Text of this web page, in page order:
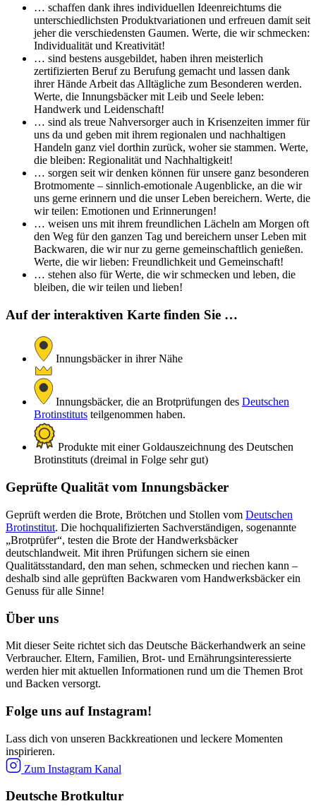
… schaffen dank ihres individuellen Ideenreichtums die
unterschiedlichsten Produktvariationen und erfreuen damit seit
jeher die verschiedensten Gaumen. Werte, die wir schmecken:
Individualität und Kreativität!
… sind bestens ausgebildet, haben ihren meisterlich
zertifizierten Beruf zu Berufung gemacht und lassen dank
ihrer Hände Arbeit das Alltägliche zum Besonderen werden.
Werte, die Innungsbäcker mit Leib und Seele leben:
Handwerk und Leidenschaft!
… sind als treue Nahversorger auch in Krisenzeiten immer für
uns da und geben mit ihrem regionalen und nachhaltigen
Handeln ganz viel dorthin zurück, woher sie stammen. Werte,
die bleiben: Regionalität und Nachhaltigkeit!
… sorgen seit wir denken können für unsere ganz besonderen
Brotmomente – sinnlich-emotionale Augenblicke, an die wir
uns gerne erinnern und die unser Leben bereichern. Werte, die
wir teilen: Emotionen und Erinnerungen!
… weisen uns mit ihrem freundlichen Lächeln am Morgen oft
den Weg für den ganzen Tag und bereichern unser Leben mit
Backwaren, die wir nur zu gerne gemeinschaftlich genießen.
Werte, die wir lieben: Freundlichkeit und Gemeinschaft!
… stehen also für Werte, die wir schmecken und leben, die
bleiben, die wir teilen und lieben!
Auf der interaktiven Karte finden Sie …
Innungsbäcker in ihrer Nähe
Innungsbäcker, die an Brotprüfungen des Deutschen
Brotinstituts teilgenommen haben.
Produkte mit einer Goldauszeichnung des Deutschen
Brotinstituts (dreimal in Folge sehr gut)
Geprüfte Qualität vom Innungsbäcker
Geprüft werden die Brote, Brötchen und Stollen vom Deutschen
Brotinstitut. Die hochqualifizierten Sachverständigen, sogenannte
„Brotprüfer“, testen die Brote der Handwerksbäcker
deutschlandweit. Mit ihren Prüfungen sichern sie einen
Qualitätsstandard, den man sehen, schmecken und riechen kann –
deshalb sind alle geprüften Backwaren vom Handwerksbäcker ein
Genuss für alle Sinne!
Über uns
Mit dieser Seite richtet sich das Deutsche Bäckerhandwerk an seine
Verbraucher. Eltern, Familien, Brot- und Ernährungsinteressierte
werden hier mit aktuellen Informationen rund um die Themen Brot
und Backen versorgt.
Folge uns auf Instagram!
Lass dich von unseren Backkreationen und leckere Momenten
inspirieren.
Zum Instagram Kanal
Deutsche Brotkultur